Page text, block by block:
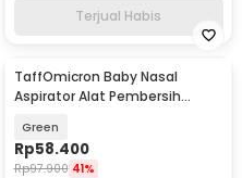
Terjual Habis
TaffOmicron Baby Nasal
Aspirator Alat Pembersih
Green
Rp58.400
Rp97.900 41%